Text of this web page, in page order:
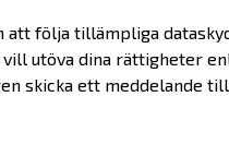
följa tillämpliga
utöva dina rättigheter
skicka ett meddelande